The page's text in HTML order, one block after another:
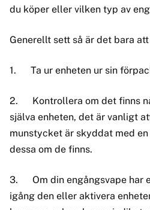
du köper eller vilken typ av
Generellt sett så är det bara
1. Ta ur enheten ur sin
2. Kontrollera om det finns
själva enheten, det är vanligt
munstycket är skyddat med
dessa om de finns.
3. Om din engångsvape har
igång den eller aktivera